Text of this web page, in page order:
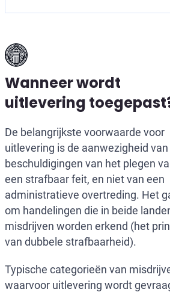
Wanneer wordt
uitlevering
De belangrijkste voorwaarde voor
uitlevering is de aanwezigheid van
beschuldigingen van het plegen
een strafbaar feit, en niet van een
administratieve overtreding. Het
om handelingen die in beide
misdrijven worden erkend (het
van dubbele strafbaarheid).
Typische categorieën van
waarvoor uitlevering wordt